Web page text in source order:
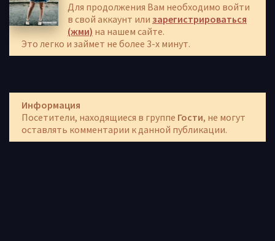
Для продолжения Вам необходимо войти
в свой аккаунт или зарегистрироваться
(жми) на нашем сайте.
Это легко и займет не более 3-х минут.
Информация
Посетители, находящиеся в группе Гости, не могут
оставлять комментарии к данной публикации.